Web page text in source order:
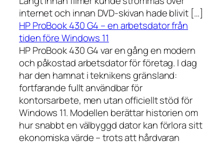
internet och innan DVD-skivan hade blivit […]
HP ProBook 430 G4 – en arbetsdator från
tiden före Windows 11
HP ProBook 430 G4 var en gång en modern
och påkostad arbetsdator för företag. I dag
har den hamnat i teknikens gränsland:
fortfarande fullt användbar för
kontorsarbete, men utan officiellt stöd för
Windows 11. Modellen berättar historien om
hur snabbt en välbyggd dator kan förlora sitt
ekonomiska värde – trots att hårdvaran